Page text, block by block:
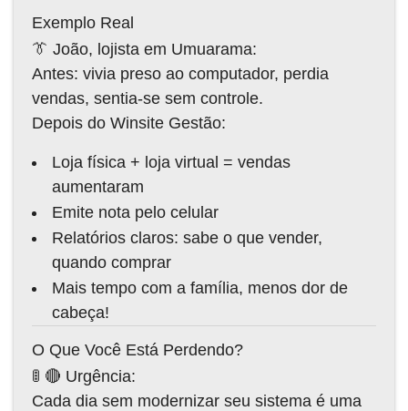
Exemplo Real
👔 João, lojista em Umuarama:
Antes: vivia preso ao computador, perdia
vendas, sentia-se sem controle.
Depois do Winsite Gestão:
Loja física + loja virtual = vendas
aumentaram
Emite nota pelo celular
Relatórios claros: sabe o que vender,
quando comprar
Mais tempo com a família, menos dor de
cabeça!
O Que Você Está Perdendo?
🚦 🔴 Urgência:
Cada dia sem modernizar seu sistema é uma